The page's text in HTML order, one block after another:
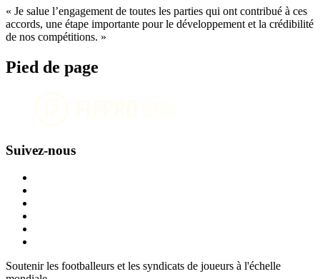
« Je salue l’engagement de toutes les parties qui ont contribué à ces
accords, une étape importante pour le développement et la crédibilité
de nos compétitions. »
Pied de page
Suivez-nous
Soutenir les footballeurs et les syndicats de joueurs à l'échelle